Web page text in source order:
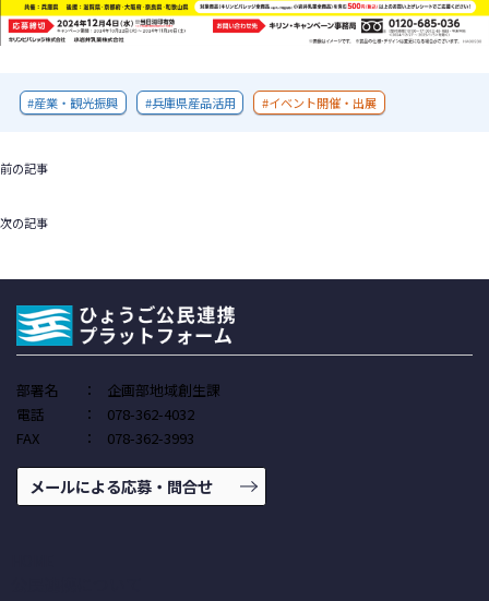
産業・観光振興 兵庫県産品活用 イベント開催・出展
前の記事
次の記事
部署名 ：
企画部地域創生課
電話
：
078-362-4032
FAX
： 078-362-3993
メールによる応募・問合せ